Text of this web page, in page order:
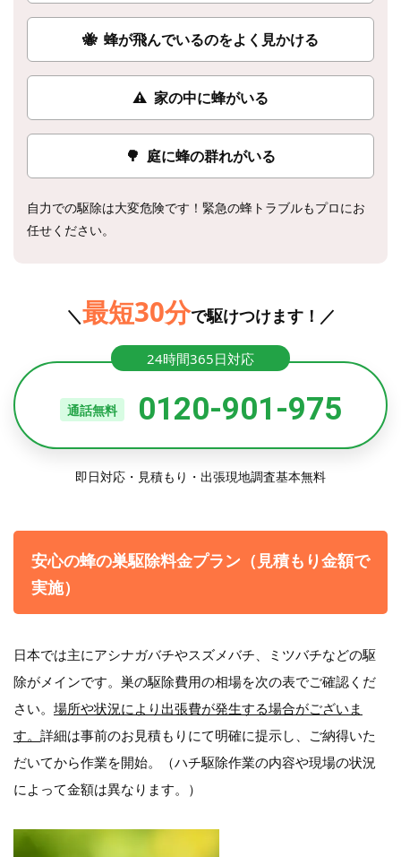
🐝 蜂が飛んでいるのをよく見かける
⚠ 家の中に蜂がいる
🌳 庭に蜂の群れがいる
自力での駆除は大変危険です！緊急の蜂トラブルもプロにお
任せください。
＼最短30分で駆けつけます！／
24時間365日対応
通話無料 0120-901-975
即日対応・見積もり・出張現地調査基本無料
安心の蜂の巣駆除料金プラン（見積もり金額で
実施）
日本では主にアシナガバチやスズメバチ、ミツバチなどの駆
除がメインです。巣の駆除費用の相場を次の表でご確認くだ
さい。 場所や状況により出張費が発生する場合がございま
す。 詳細は事前のお見積もりにて明確に提示し、ご納得いた
だいてから作業を開始。（ハチ駆除作業の内容や現場の状況
によって金額は異なります。）